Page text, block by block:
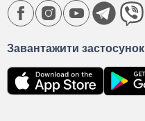
Завантажити застосунок